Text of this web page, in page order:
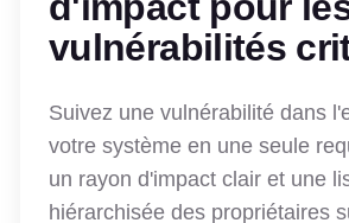
vulnérabilités
Suivez une vulnérabilité dans
votre système en une seule
un rayon d'impact clair et une
hiérarchisée des propriétaires